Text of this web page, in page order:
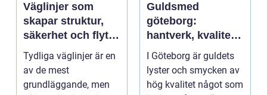
Väglinjer som
skapar struktur,
säkerhet och flyt i
trafiken
Tydliga väglinjer är en
av de mest
grundläggande, men
Guldsmed
göteborg:
hantverk, kvalitet
och personlig
service
I Göteborg är guldets
lyster och smycken av
hög kvalitet något som